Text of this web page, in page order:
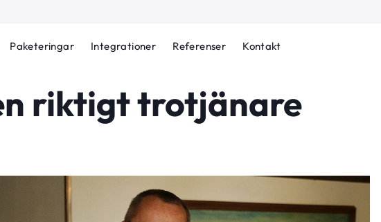
Paketeringar Integrationer Referenser Kontakt
riktigt trotjänare